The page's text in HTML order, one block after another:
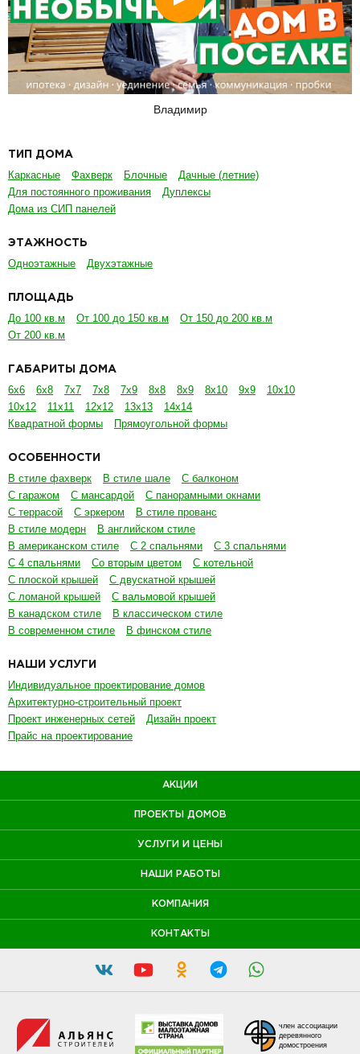
Владимир
ТИП ДОМА
Каркасные Фахверк Блочные
Дачные (летние)
Для постоянного проживания
Дуплексы
Дома из СИП панелей
ЭТАЖНОСТЬ
Одноэтажные Двухэтажные
ПЛОЩАДЬ
До 100 кв.м От 100 до 150 кв.м
От 150 до 200 кв.м
От 200 кв.м
ГАБАРИТЫ ДОМА
6х6 6х8 7х7 7х8 7х9 8х8 8х9 8х10 9х9
10х10
10х12
11х11 12х12 13х13
14х14
Квадратной формы
Прямоугольной формы
ОСОБЕННОСТИ
В стиле фахверк В стиле шале
С балконом
С гаражом
С мансардой
С панорамными окнами
С террасой
С эркером
В стиле прованс
В стиле модерн
В английском стиле
В американском стиле
С 2 спальнями
С 3 спальнями
С 4 спальнями
Со вторым цветом
С котельной
С плоской крышей
С двускатной крышей
С ломаной крышей
С вальмовой крышей
В канадском стиле
В классическом стиле
В современном стиле
В финском стиле
НАШИ УСЛУГИ
Индивидуальное проектирование домов
Архитектурно-строительный проект
Проект инженерных сетей
Дизайн проект
Прайс на проектирование
АКЦИИ
ПРОЕКТЫ ДОМОВ
УСЛУГИ И ЦЕНЫ
НАШИ РАБОТЫ
КОМПАНИЯ
КОНТАКТЫ
член ассоциации
деревянного
домостроения